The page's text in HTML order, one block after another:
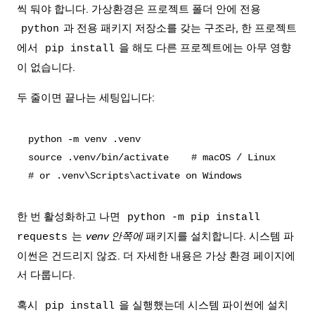
씩 둬야 합니다. 가상환경은 프로젝트 폴더 안에 전용
python 과 전용 패키지 저장소를 갖는 구조라, 한 프로젝트
에서
pip install 을 해도 다른 프로젝트에는 아무 영향
이 없습니다.
두 줄이면 끝나는 세팅입니다:
python -m venv .venv
source .venv/bin/activate    # macOS / Linux
한 번 활성화하고 나면
python -m pip install
requests 는 venv 안쪽에패키지를 설치합니다. 시스템 파
이썬은 건드리지 않죠. 더 자세한 내용은 가상 환경 페이지에
서 다룹니다.
혹시 pip install 을 실행했는데 시스템 파이썬에 설치